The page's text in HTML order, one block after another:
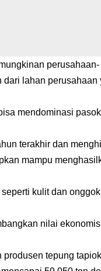
perusahaan-
dari lahan perusahaan
mendominasi
terakhir dan
mampu
kulit dan
nilai
tepung